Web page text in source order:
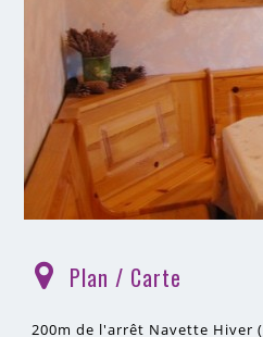
Plan / Carte
200m de l'arrêt Navette Hiver